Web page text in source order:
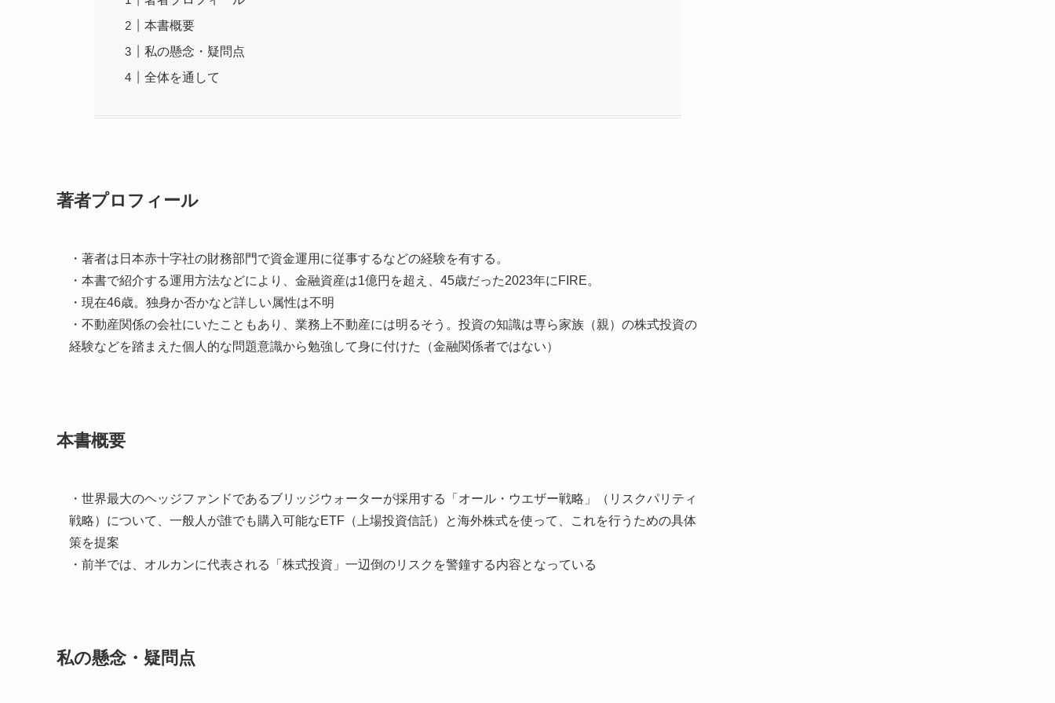
本書概要
私の懸念・疑問点
全体を通して
著者プロフィール
・著者は日本赤十字社の財務部門で資金運用に従事するなどの経験を有する。
・本書で紹介する運用方法などにより、金融資産は1億円を超え、45歳だった2023年にFIRE。
・現在46歳。独身か否かなど詳しい属性は不明
・不動産関係の会社にいたこともあり、業務上不動産には明るそう。投資の知識は専ら家族（親）の株式投資の
経験などを踏まえた個人的な問題意識から勉強して身に付けた（金融関係者ではない）
本書概要
・世界最大のヘッジファンドであるブリッジウォーターが採用する「オール・ウエザー戦略」（リスクパリティ
戦略）について、一般人が誰でも購入可能なETF（上場投資信託）と海外株式を使って、これを行うための具体
策を提案
・前半では、オルカンに代表される「株式投資」一辺倒のリスクを警鐘する内容となっている
私の懸念・疑問点